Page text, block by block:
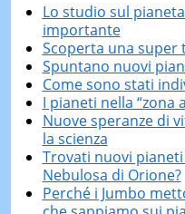
Lo studio sul
importante
Scoperta una super
Spuntano nuovi
Come sono stati
I pianeti nella “zona
Nuove speranze di
la scienza
Trovati nuovi
Nebulosa di Orione?
Perché i Jumbo